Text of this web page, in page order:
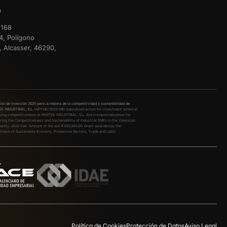
Polígono
Alcasser, 46290,
de inversión 2025 para la mejora de la competitividad y sostenibilidad de
INDUSTRIAL, S.L. INPYME/2025/580 Subsidized action for investment aimed at
competitiveness at FANTEK INDUSTRIAL, S.L. Aid in Industrialization for
the Competitiveness and Sustainability of Industrial SMEs in the Valencian
2025 Call. Amount of the aid: €200,000.00. Grant awarded by the
of Sustainable Economy, Productive Sectors, Trade and Labor.
Política de CookiesProtección de DatosAviso Legal